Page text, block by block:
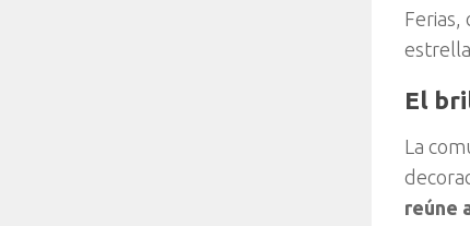
Ferias,
El
La
reúne